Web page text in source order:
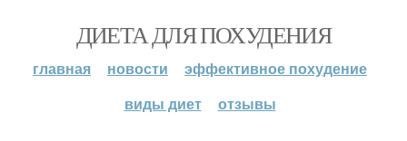
ДИЕТА ДЛЯ ПОХУДЕНИЯ
главная новости
эффективное похудение
виды диет
отзывы